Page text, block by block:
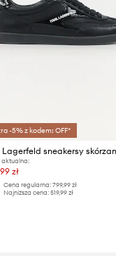
-5% z kodem: OFF*
aktualna:
zł
Cena regularna: 799,99 zł
Najniższa cena: 519,99 zł